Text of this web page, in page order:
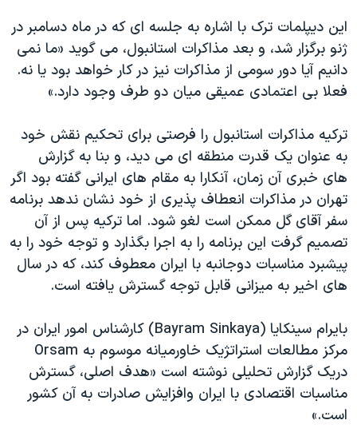
اين ديپلمات ترک با اشاره به جلسه ای که در ماه دسامبر در
ژنو برگزار شد، و بعد مذاکرات استانبول، می گويد «ما نمی
دانيم آيا دور سومی از مذاکرات نيز در کار خواهد بود يا نه.
فعلا بی اعتمادی عميقی ميان دو طرف وجود دارد.»
ترکيه مذاکرات استانبول را فرصتی برای تحکيم نقش خود
به عنوان يک قدرت منطقه ای می ديد، و بنا به گزارش
های خبری آن زمان، آنکارا به مقام های ايرانی گفته بود اگر
تهران در مذاکرات انعطاف پذيری از خود نشان ندهد برنامه
سفر آقای گل ممکن است لغو شود. اما ترکيه پس از آن
تصميم گرفت اين برنامه را به اجرا بگذارد و توجه خود را به
پيشبرد مناسبات دوجانبه با ايران معطوف کند، که در سال
های اخير به ميزانی قابل توجه گسترش يافته است.
بايرام سينکايا (Bayram Sinkaya) کارشناس امور ايران در
مرکز مطالعات استراتژيک خاورميانه موسوم به Orsam
دريک گزارش تحليلی نوشته است «هدف اصلی، گسترش
مناسبات اقتصادی با ايران وافزايش صادرات به آن کشور
است.»